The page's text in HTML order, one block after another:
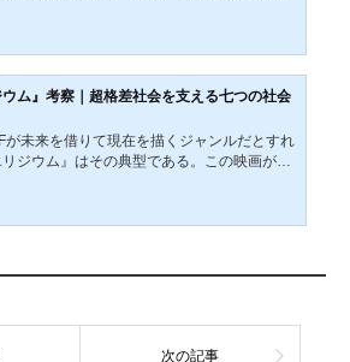
作が失わなかった「エイリアンらしさ」の
。自分が母親になったと仮定して想像して
もし自分の愛する子供が化け物にさらわれた
何もかもをなげうってでも、助けに向かお
ろう。名作SFホラー映画『エイリアン』の
制作された『エイリアン2』には、そんな
ウム』考察｜超格差社会を支える七つの社会
が未来を借りて現在を描くジャンルだとすれ
ジウム』はその典型である。この映画が見
られた居住空間、下層階級へ向けられる厳
のものが制度的に配分される世界である。
『エリ...
次の記事